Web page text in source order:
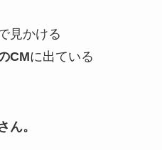
見かける
CMに出ている
ん。